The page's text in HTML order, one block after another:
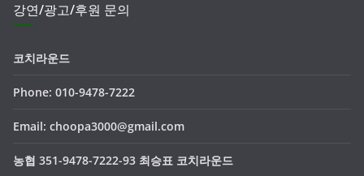
강연/광고/후원 문의
코치라운드
Phone: 010-9478-7222
Email: choopa3000@gmail.com
농협 351-9478-7222-93 최승표 코치라운드